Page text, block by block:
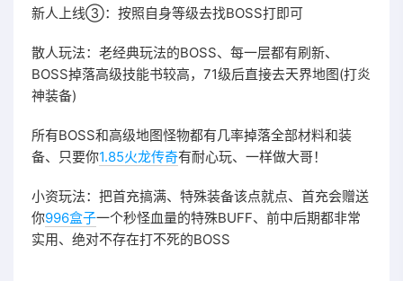
新人上线③：按照自身等级去找BOSS打即可
散人玩法：老经典玩法的BOSS、每一层都有刷新、
BOSS掉落高级技能书较高，71级后直接去天界地图(打炎
神装备)
所有BOSS和高级地图怪物都有几率掉落全部材料和装
备、只要你1.85火龙传奇有耐心玩、一样做大哥！
小资玩法：把首充搞满、特殊装备该点就点、首充会赠送
你996盒子一个秒怪血量的特殊BUFF、前中后期都非常
实用、绝对不存在打不死的BOSS